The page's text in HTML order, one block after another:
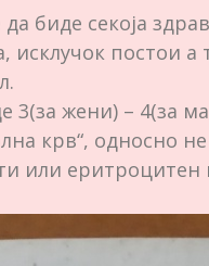
биде секоја
исклучок постои
3(за жени) – 4(за
крв“, односно
или еритроцитен